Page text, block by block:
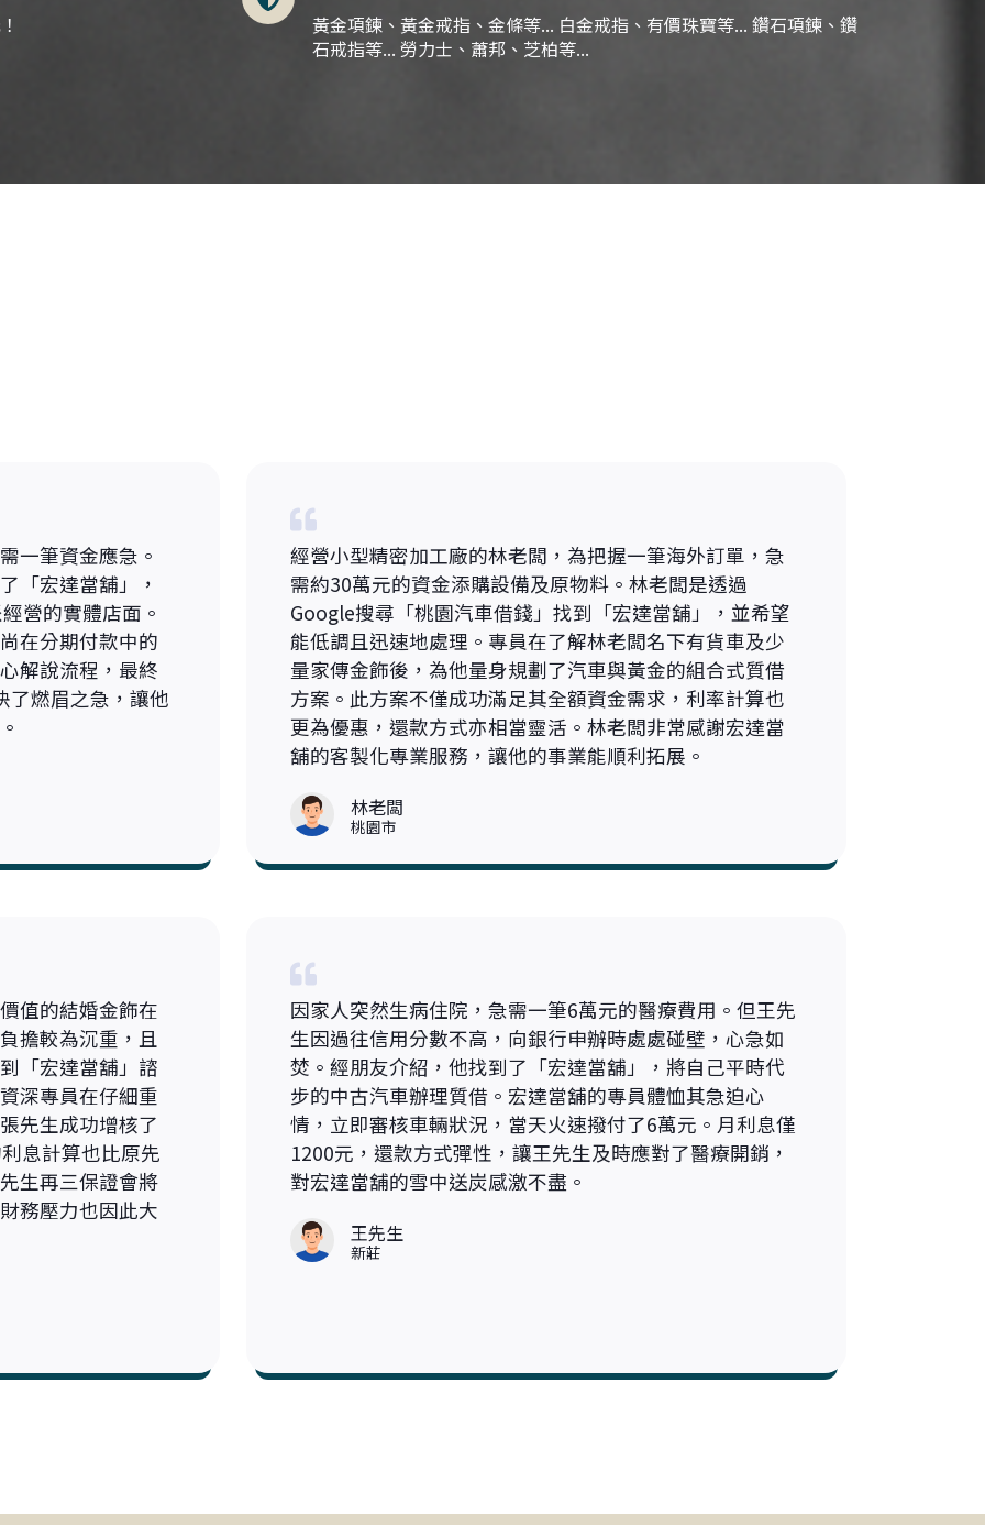
黃金項鍊、黃金戒指、金條等... 白金戒指、有價珠寶等... 鑽石項鍊、鑽
石戒指等... 勞力士、蕭邦、芝柏等...
一筆資金應急。
「宏達當舖」，
營的實體店面。
在分期付款中的
解說流程，最終
了燃眉之急，讓他
經營小型精密加工廠的林老闆，為把握一筆海外訂單，急
需約30萬元的資金添購設備及原物料。林老闆是透過
Google搜尋「桃園汽車借錢」找到「宏達當舖」，並希望
能低調且迅速地處理。專員在了解林老闆名下有貨車及少
量家傳金飾後，為他量身規劃了汽車與黃金的組合式質借
方案。此方案不僅成功滿足其全額資金需求，利率計算也
更為優惠，還款方式亦相當靈活。林老闆非常感謝宏達當
舖的客製化專業服務，讓他的事業能順利拓展。
林老闆
桃園市
值的結婚金飾在
擔較為沉重，且
「宏達當舖」諮
深專員在仔細重
先生成功增核了
息計算也比原先
生再三保證會將
務壓力也因此大
因家人突然生病住院，急需一筆6萬元的醫療費用。但王先
生因過往信用分數不高，向銀行申辦時處處碰壁，心急如
焚。經朋友介紹，他找到了「宏達當舖」，將自己平時代
步的中古汽車辦理質借。宏達當舖的專員體恤其急迫心
情，立即審核車輛狀況，當天火速撥付了6萬元。月利息僅
1200元，還款方式彈性，讓王先生及時應對了醫療開銷，
對宏達當舖的雪中送炭感激不盡。
王先生
新莊